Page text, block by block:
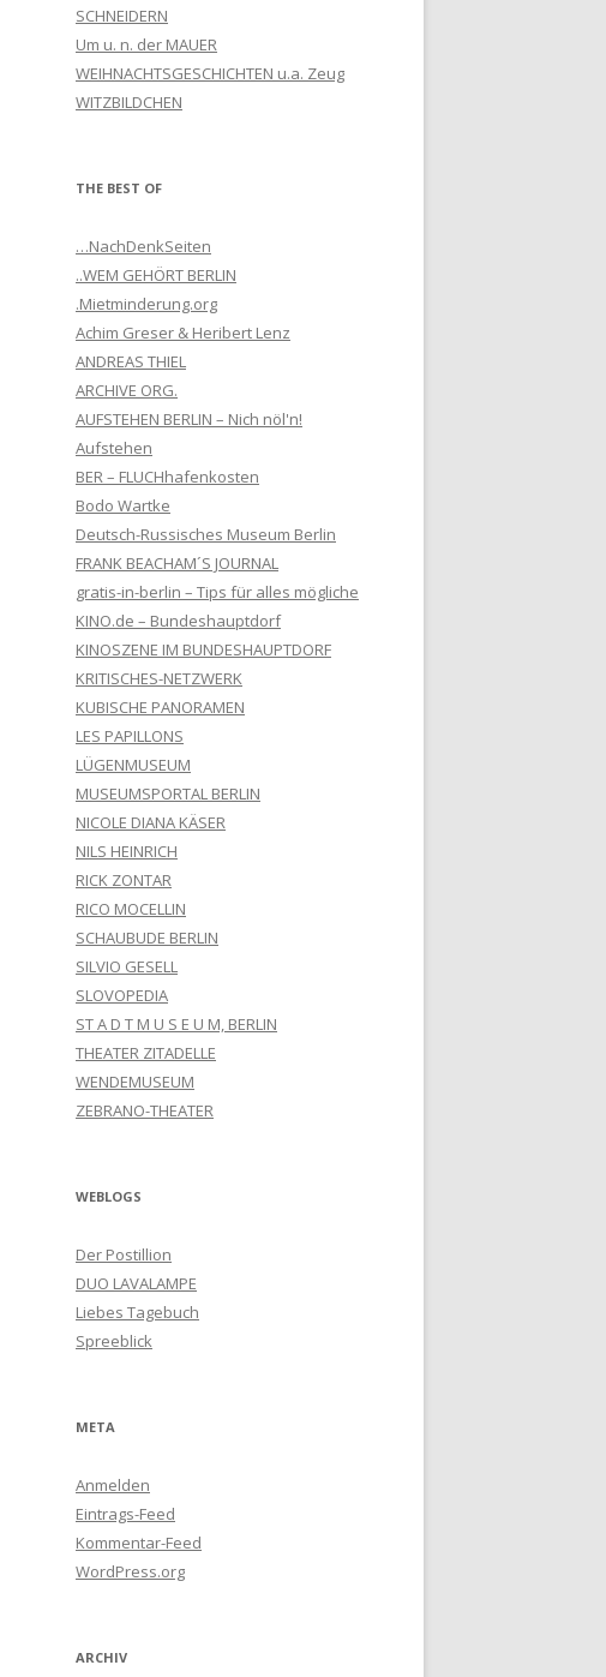
SCHNEIDERN
Um u. n. der MAUER
WEIHNACHTSGESCHICHTEN u.a. Zeug
WITZBILDCHEN
THE BEST OF
…NachDenkSeiten
..WEM GEHÖRT BERLIN
.Mietminderung.org
Achim Greser & Heribert Lenz
ANDREAS THIEL
ARCHIVE ORG.
AUFSTEHEN BERLIN – Nich nöl'n!
Aufstehen
BER – FLUCHhafenkosten
Bodo Wartke
Deutsch-Russisches Museum Berlin
FRANK BEACHAM´S JOURNAL
gratis-in-berlin – Tips für alles mögliche
KINO.de – Bundeshauptdorf
KINOSZENE IM BUNDESHAUPTDORF
KRITISCHES-NETZWERK
KUBISCHE PANORAMEN
LES PAPILLONS
LÜGENMUSEUM
MUSEUMSPORTAL BERLIN
NICOLE DIANA KÄSER
NILS HEINRICH
RICK ZONTAR
RICO MOCELLIN
SCHAUBUDE BERLIN
SILVIO GESELL
SLOVOPEDIA
ST A D T M U S E U M, BERLIN
THEATER ZITADELLE
WENDEMUSEUM
ZEBRANO-THEATER
WEBLOGS
Der Postillion
DUO LAVALAMPE
Liebes Tagebuch
Spreeblick
META
Anmelden
Eintrags-Feed
Kommentar-Feed
WordPress.org
ARCHIV